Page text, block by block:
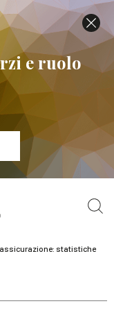
e ruolo
banca
statistiche